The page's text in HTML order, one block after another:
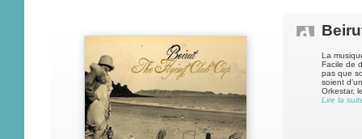
La
Facile de
pas que
soient
Orkestar,
Lire la